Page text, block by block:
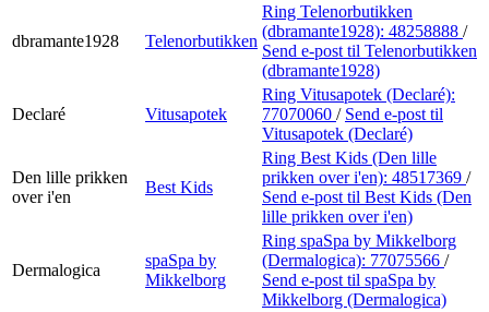
dbramante1928 Telenorbutikken
Ring Telenorbutikken
(dbramante1928): 48258888 /
Send e-post til Telenorbutikken
(dbramante1928)
Declaré Vitusapotek
Ring Vitusapotek (Declaré):
77070060 / Send e-post til
Vitusapotek (Declaré)
Den lille prikken
over i'en
Best Kids
Ring Best Kids (Den lille
prikken over i'en): 48517369 /
Send e-post til Best Kids (Den
lille prikken over i'en)
Dermalogica
spaSpa by
Mikkelborg
Ring spaSpa by Mikkelborg
(Dermalogica): 77075566 /
Send e-post til spaSpa by
Mikkelborg (Dermalogica)